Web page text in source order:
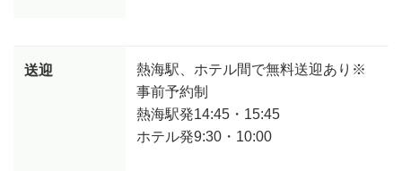
送迎
熱海駅、ホテル間で無料送迎あり※
事前予約制
熱海駅発14:45・15:45
ホテル発9:30・10:00